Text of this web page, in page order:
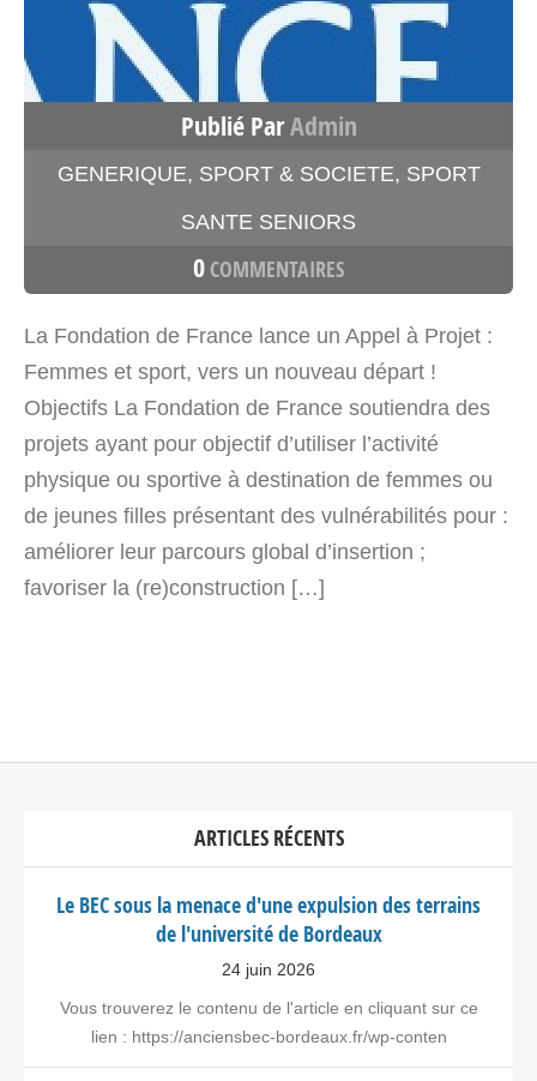
Publié ParAdmin
GENERIQUE, SPORT & SOCIETE, SPORT
SANTE SENIORS
0 COMMENTAIRES
La Fondation de France lance un Appel à Projet :
Femmes et sport, vers un nouveau départ !
Objectifs La Fondation de France soutiendra des
projets ayant pour objectif d’utiliser l’activité
physique ou sportive à destination de femmes ou
de jeunes filles présentant des vulnérabilités pour :
améliorer leur parcours global d’insertion ;
favoriser la (re)construction […]
ARTICLES RÉCENTS
Le BEC sous la menace d'une expulsion des terrains
de l'université de Bordeaux
24 juin 2026
Vous trouverez le contenu de l'article en cliquant sur ce
lien : https://anciensbec-bordeaux.fr/wp-conten